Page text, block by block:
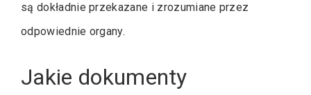
są dokładnie przekazane i zrozumiane przez
odpowiednie organy.
Jakie dokumenty